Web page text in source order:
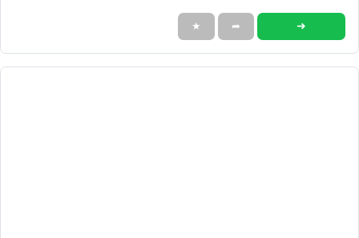
★ ➦ ➜